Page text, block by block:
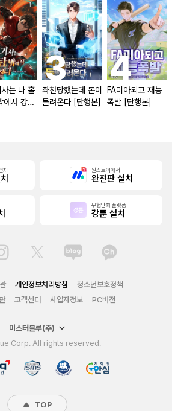
는 나 홀
에서 강해
좌천당했는데 돈이
몰려온다 [단행본]
FA미아되고 재능
폭발 [단행본]
저 원스토어에서
완전판 설치
무협만화 플랫폼
강툰 설치
개인정보처리방침
청소년보호정책
고객센터 사업자정보 PC버전
미스터블루(주)
Corp. All rights reserved.
TOP